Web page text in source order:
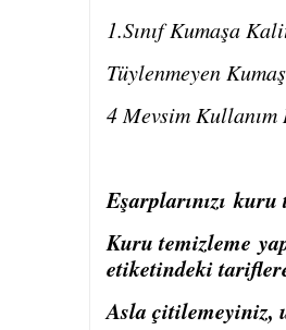
1.Sınıf Kumaşa
Tüylenmeyen Kumaş
4 Mevsim Kullanım
Eşarplarınızıkuru
Kuru temizleme
etiketindeki
Asla çitilemeyiniz,